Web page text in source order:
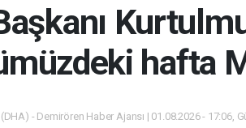
hafta
(DHA) - Demirören Haber Ajansı | 01.08.2026 - 17:06,